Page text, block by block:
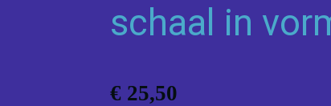
schaal in
€ 25,50